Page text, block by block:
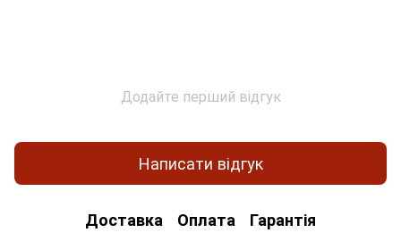
Додайте перший відгук
Написати відгук
Доставка Оплата Гарантія